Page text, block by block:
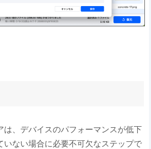
、デバイスのパフォーマンスが低下
いない場合に必要不可欠なステップで